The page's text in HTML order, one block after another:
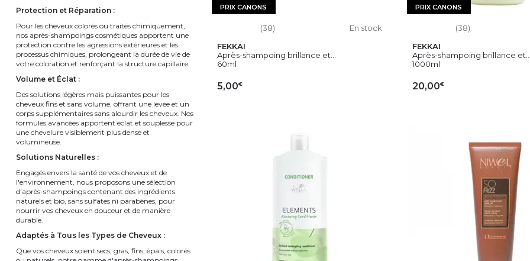
PRIX CANONS
(38)
En stock
FEKKAI
Après-shampoing brillance et...
60ml
5,00€
PRIX CANONS
(38)
FEKKAI
Après-shampoing brillance
1000ml
20,00€
Protection et Réparation :
Pour les cheveux colorés ou traités chimiquement,
nos après-shampoings cosmétiques apportent une
protection contre les agressions extérieures et les
processus chimiques, prolongeant la durée de vie de
votre coloration et renforçant la structure capillaire.
Volume et Éclat :
Des solutions légères mais puissantes pour les
cheveux fins et sans volume, offrant une levée et un
corps supplémentaires sans alourdir les cheveux. Nos
formules avancées apportent éclat et souplesse pour
une chevelure visiblement plus dense et
volumineuse.
Solutions Naturelles :
Engagés envers la santé de vos cheveux et de
l'environnement, nous proposons une sélection
d'après-shampoings contenant des ingrédients
naturels et bio, sans sulfates ni parabènes, pour
nourrir vos cheveux en douceur et de manière
durable.
Adaptés à Tous les Types de Cheveux :
Que vos cheveux soient secs, gras, fins, épais, colorés